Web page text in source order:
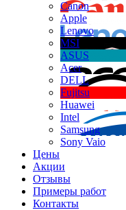
Canon
Apple
Lenovo
MSI
ASUS
Acer
DELL
Fujitsu
Huawei
Intel
Samsung
Sony Vaio
Цены
Акции
Отзывы
Примеры работ
Контакты